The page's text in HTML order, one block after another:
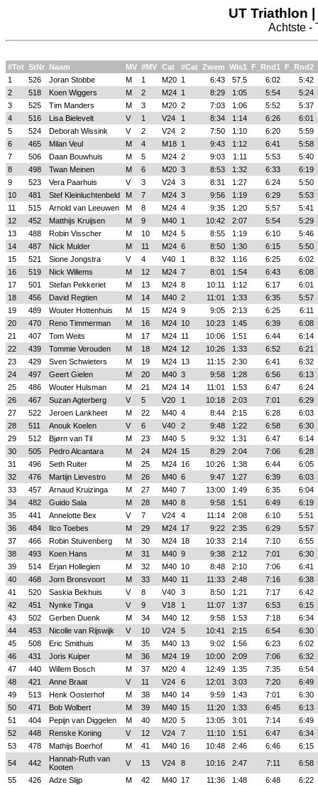
UT Triathlon
Achtste -
#Tot StNr Naam MV #MV Cat #Cat Zwem Wis1 F_Rnd1
F_Rnd2
1
526 Joran Stobbe M 1 M20 1 6:43 57.5 6:02
5:42
2
518 Koen Wiggers M 2 M24 1 8:29 1:05 5:54
5:24
3
525 Tim Manders M 3 M20 2 7:03 1:06 5:52
5:37
4
516 Lisa Bielevelt V 1 V24 1 8:34 1:14 6:26
6:01
5
524 Deborah Wissink V 2 V24 2 7:50 1:10 6:20
5:59
6
465 Milan Veul M 4 M18 1 9:43 1:12 6:41
5:58
7
506 Daan Bouwhuis M 5 M24 2 9:03 1:11 5:53
5:40
8
498 Twan Meinen M 6 M20 3 8:53 1:32 6:33
6:19
9
523 Vera Paarhuis V 3 V24 3 8:31 1:27 6:24
5:50
10
481 Stef Kleinluchtenbeld M 7 M24 3 9:56 1:19 6:29
5:53
11
515 Arnold van Leeuwen M 8 M24 4 9:35 1:20 5:57
5:41
12
452 Matthijs Kruijsen M 9 M40 1 10:42 2:07 5:54
5:29
13
488 Robin Visscher M 10 M24 5 8:55 1:19 6:10
5:46
14
487 Nick Mulder M 11 M24 6 8:50 1:30 6:15
5:50
15
521 Sione Jongstra V 4 V40 1 8:32 1:16 6:25
6:02
16
519 Nick Willems M 12 M24 7 8:01 1:54 6:43
6:08
17
501 Stefan Pekkeriet M 13 M24 8 10:11 1:12 6:17
6:01
18
456 David Regtien M 14 M40 2 11:01 1:33 6:35
5:57
19
489 Wouter Hottenhuis M 15 M24 9 9:05 2:13 6:25
6:11
20
470 Reno Timmerman M 16 M24 10 10:23 1:45 6:39
6:08
21
407 Tom Weits M 17 M24 11 10:06 1:51 6:44
6:14
22
439 Tommie Verouden M 18 M24 12 10:26 1:33 6:52
6:21
23
429 Sven Schwieters M 19 M24 13 11:15 2:30 6:41
6:32
24
497 Geert Gielen M 20 M40 3 9:58 1:28 6:56
6:13
25
486 Wouter Hulsman M 21 M24 14 11:01 1:53 6:47
6:24
26
467 Suzan Agterberg V 5 V20 1 10:18 2:03 7:01
6:29
27
522 Jeroen Lankheet M 22 M40 4 8:44 2:15 6:28
6:03
28
511 Anouk Koelen V 6 V40 2 9:48 1:22 6:58
6:30
29
512 Bjørn van Til M 23 M40 5 9:32 1:31 6:47
6:14
30
505 Pedro Alcantara M 24 M24 15 8:29 2:04 7:06
6:28
31
496 Seth Ruiter M 25 M24 16 10:26 1:38 6:44
6:05
32
476 Martijn Lievestro M 26 M40 6 9:47 1:27 6:39
6:03
33
457 Arnaud Kruizinga M 27 M40 7 13:00 1:49 6:35
6:04
34
482 Guido Sala M 28 M40 8 9:58 1:51 6:49
6:19
35
441 Annelotte Bex V 7 V24 4 11:14 2:08 6:10
5:51
36
484 Ilco Toebes M 29 M24 17 9:22 2:35 6:29
5:57
37
466 Robin Stuivenberg M 30 M24 18 10:33 2:14 7:10
6:55
38
493 Koen Hans M 31 M40 9 9:38 2:12 7:01
6:30
39
514 Erjan Hollegien M 32 M40 10 8:48 2:10 7:06
6:41
40
468 Jorn Bronsvoort M 33 M40 11 11:33 2:48 7:16
6:38
41
520 Saskia Bekhuis V 8 V40 3 8:50 1:21 7:17
6:42
42
451 Nynke Tinga V 9 V18 1 11:07 1:37 6:53
6:15
43
502 Gerben Duenk M 34 M40 12 9:58 1:53 7:18
6:34
44
453 Nicolle van Rijswijk V 10 V24 5 10:41 2:15 6:54
6:30
45
508 Eric Smithuis M 35 M40 13 9:02 1:56 6:23
6:02
46
431 Joris Kuiper M 36 M24 19 10:00 2:09 7:06
6:32
47
440 Willem Bosch M 37 M20 4 12:49 1:35 7:35
6:54
48
421 Anne Braat V 11 V24 6 12:01 3:03 7:20
6:49
49
513 Henk Oosterhof M 38 M40 14 9:59 1:43 7:01
6:30
50
471 Bob Wolbert M 39 M40 15 11:20 1:33 6:45
6:13
51
404 Pepijn van Diggelen M 40 M20 5 13:05 3:01 7:14
6:49
52
448 Renske Koning V 12 V24 7 11:10 1:51 6:47
6:34
53
478 Mathijs Boerhof M 41 M40 16 10:48 2:46 6:46
6:15
54
442
Hannah-Ruth van
Kooten
V 13 V24 8 10:16 2:47 7:11
6:58
55
426 Adze Slijp M 42 M40 17 11:36 1:48 6:48
6:22